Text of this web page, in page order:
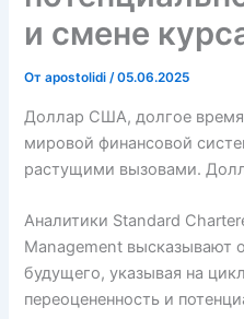
и смене
Отapostolidi/05.06.2025
Доллар США, долгое
мировой финансовой
растущими вызовами.
Аналитики Standard
Management высказывают
будущего, указывая на
переоцененность и